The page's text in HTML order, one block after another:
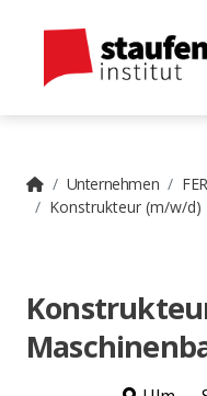
Unternehmen
Konstrukteur (m/w/d)